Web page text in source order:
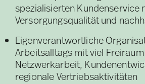
spezialisierten Kundenservice
Versorgungsqualität und
Eigenverantwortliche
Arbeitsalltags mit viel
Netzwerkarbeit,
regionale Vertriebsaktivitäten